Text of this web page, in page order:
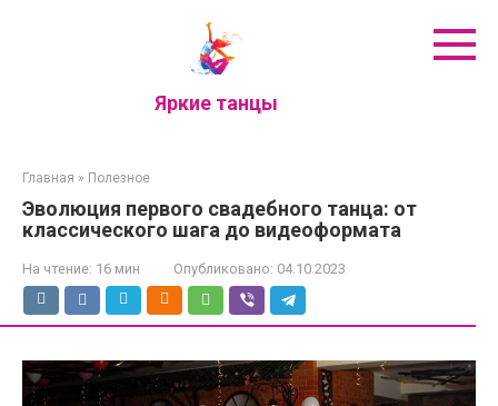
Яркие танцы
Главная » Полезное
Эволюция первого свадебного танца: от
классического шага до видеоформата
На чтение: 16 мин Опубликовано: 04.10.2023